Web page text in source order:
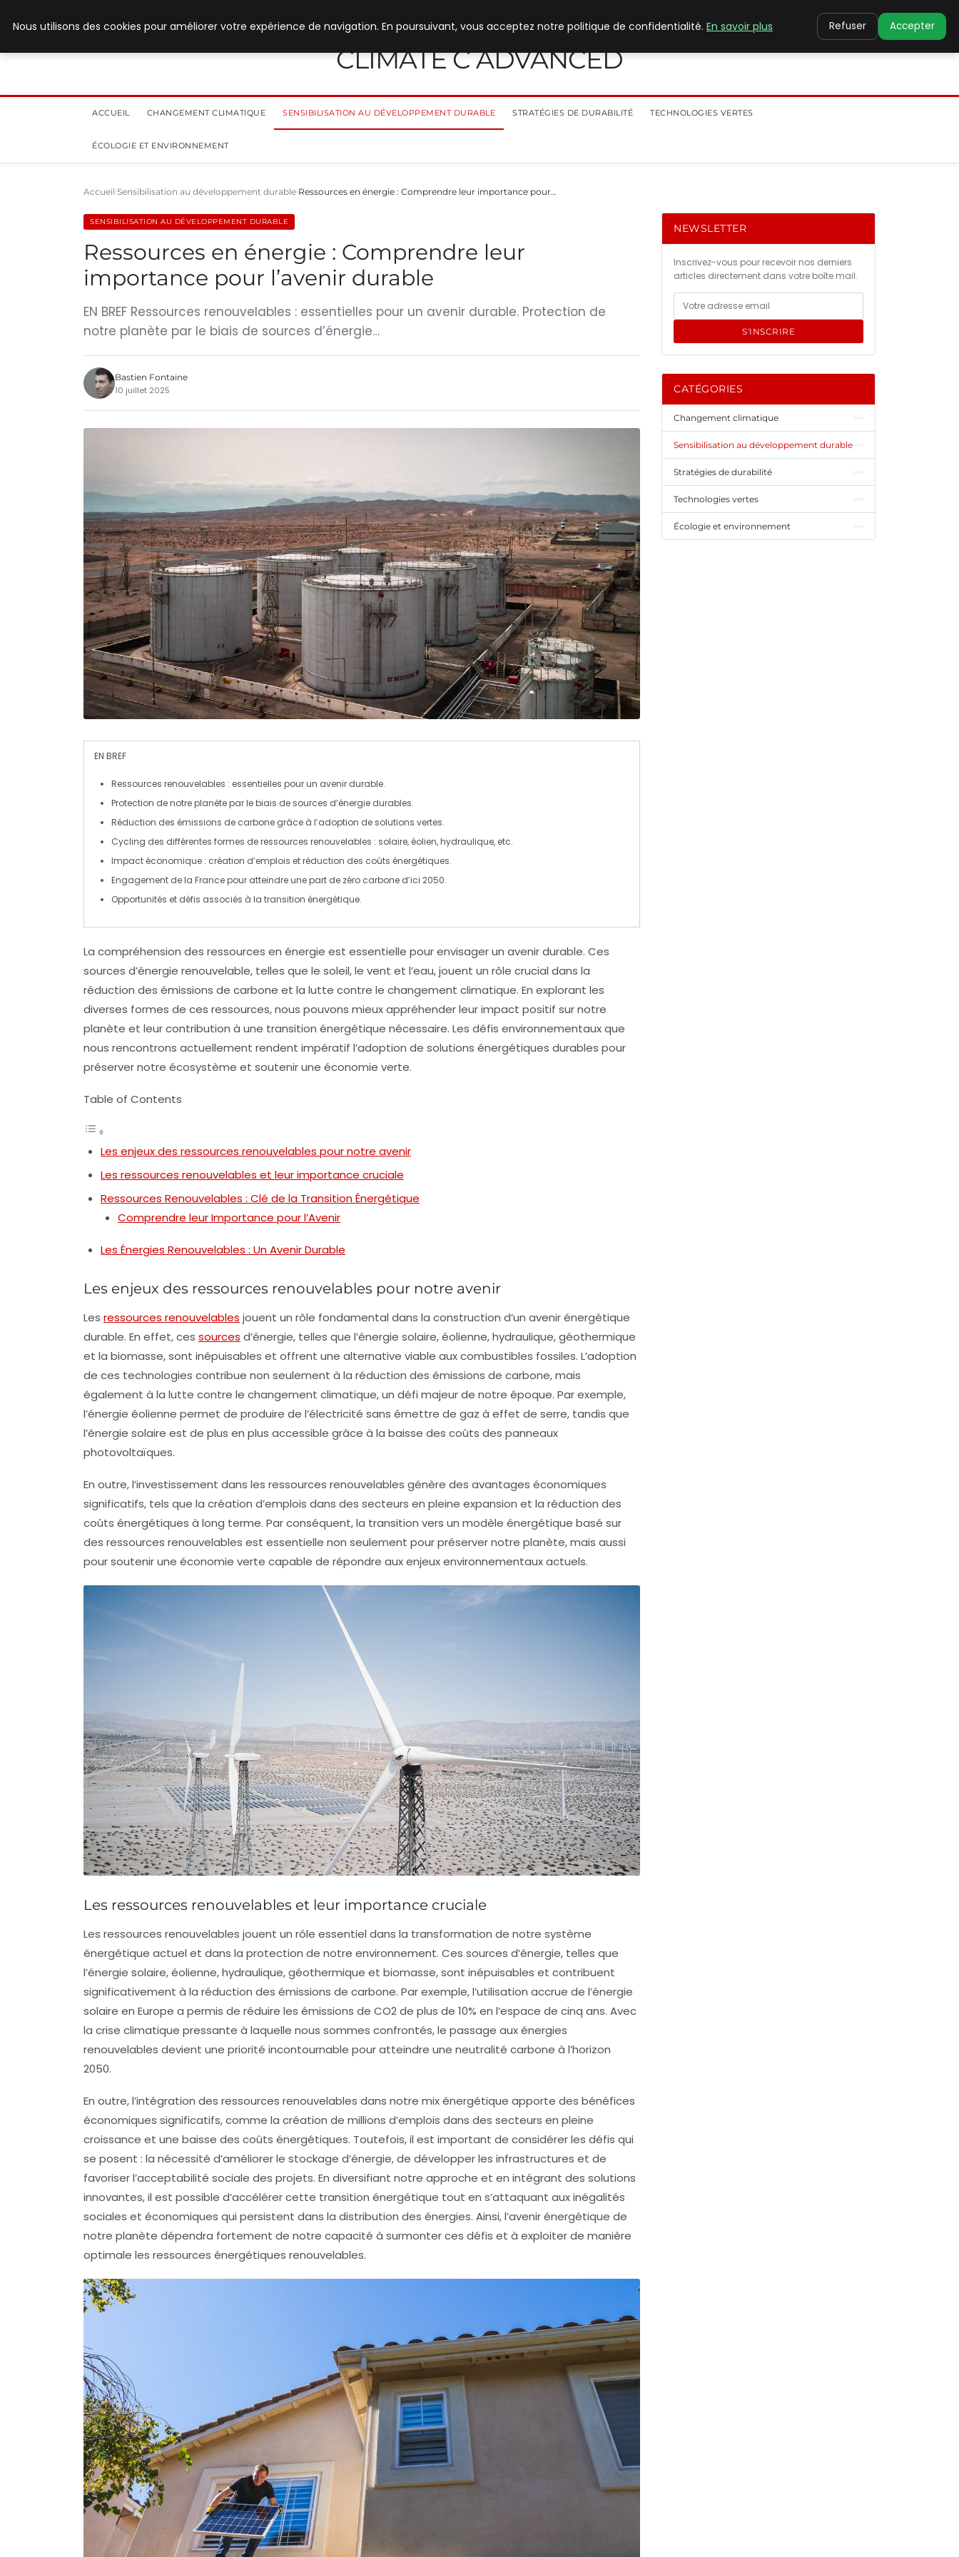
CLIMATE C ADVANCED
ACCUEIL CHANGEMENT CLIMATIQUE SENSIBILISATION AU DÉVELOPPEMENT DURABLE STRATÉGIES DE DURABILITÉ TECHNOLOGIES VERTES
ÉCOLOGIE ET ENVIRONNEMENT
Accueil Sensibilisation au développement durable Ressources en énergie : Comprendre leur importance pour…
SENSIBILISATION AU DÉVELOPPEMENT DURABLE
Ressources en énergie : Comprendre leur
importance pour l’avenir durable
EN BREF Ressources renouvelables : essentielles pour un avenir durable. Protection de
notre planète par le biais de sources d’énergie…
Bastien Fontaine
10 juillet 2025
EN BREF
Ressources renouvelables : essentielles pour un avenir durable.
Protection de notre planète par le biais de sources d’énergie durables.
Réduction des émissions de carbone grâce à l’adoption de solutions vertes.
Cycling des différentes formes deressources renouvelables : solaire, éolien, hydraulique, etc.
Impact économique : création d’emplois et réduction des coûts énergétiques.
Engagement de la France pour atteindre une part de zéro carbone d’ici 2050.
Opportunités et défis associés à la transition énergétique.
La compréhension des ressources en énergie est essentielle pour envisager un avenir durable. Ces
sources d’énergie renouvelable, telles que le soleil, le vent et l’eau, jouent un rôle crucial dans la
réduction des émissions de carbone et la lutte contre le changement climatique. En explorant les
diverses formes de ces ressources, nous pouvons mieux appréhender leur impact positif sur notre
planète et leur contribution à une transition énergétique nécessaire. Les défis environnementaux que
nous rencontrons actuellement rendent impératif l’adoption de solutions énergétiques durables pour
préserver notre écosystème et soutenir une économie verte.
Table of Contents
Les enjeux des ressources renouvelables pour notre avenir
Les ressources renouvelables et leur importance cruciale
Ressources Renouvelables : Clé de la Transition Énergétique
Comprendre leur Importance pour l’Avenir
Les Énergies Renouvelables : Un Avenir Durable
Les enjeux des ressources renouvelables pour notre avenir
Les ressources renouvelables jouent un rôle fondamental dans la construction d’un avenir énergétique
durable. En effet, ces sources d’énergie, telles que l’énergie solaire, éolienne, hydraulique, géothermique
et la biomasse, sont inépuisables et offrent une alternative viable aux combustibles fossiles. L’adoption
de ces technologies contribue non seulement à la réduction des émissions de carbone, mais
également à la lutte contre le changement climatique, un défi majeur de notre époque. Par exemple,
l’énergie éolienne permet de produire de l’électricité sans émettre de gaz à effet de serre, tandis que
l’énergie solaire est de plus en plus accessible grâce à la baisse des coûts des panneaux
photovoltaïques.
En outre, l’investissement dans les ressources renouvelables génère des avantages économiques
significatifs, tels que la création d’emplois dans des secteurs en pleine expansion et la réduction des
coûts énergétiques à long terme. Par conséquent, la transition vers un modèle énergétique basé sur
des ressources renouvelables est essentielle non seulement pour préserver notre planète, mais aussi
pour soutenir une économie verte capable de répondre aux enjeux environnementaux actuels.
Les ressources renouvelables et leur importance cruciale
Les ressources renouvelables jouent un rôle essentiel dans la transformation de notre système
énergétique actuel et dans la protection de notre environnement. Ces sources d’énergie, telles que
l’énergie solaire,éolienne,hydraulique,géothermique et biomasse, sont inépuisables et contribuent
significativement à la réduction des émissions de carbone. Par exemple, l’utilisation accrue de l’énergie
solaire en Europe a permis de réduire les émissions de CO2 de plus de 10% en l’espace de cinq ans. Avec
la crise climatique pressante à laquelle nous sommes confrontés, le passage aux énergies
renouvelables devient une priorité incontournable pour atteindre une neutralité carbone à l’horizon
2050.
En outre, l’intégration des ressources renouvelables dans notre mix énergétique apporte des bénéfices
économiques significatifs, comme la création de millions d’emplois dans des secteurs en pleine
croissance et une baisse des coûts énergétiques. Toutefois, il est important de considérer les défis qui
se posent : la nécessité d’améliorer le stockage d’énergie, de développer les infrastructures et de
favoriser l’acceptabilité sociale des projets. En diversifiant notre approche et en intégrant des solutions
innovantes, il est possible d’accélérer cette transition énergétique tout en s’attaquant aux inégalités
sociales et économiques qui persistent dans la distribution des énergies. Ainsi, l’avenir énergétique de
notre planète dépendra fortement de notre capacité à surmonter ces défis et à exploiter de manière
optimale les ressources énergétiques renouvelables.
NEWSLETTER
Inscrivez-vous pour recevoir nos derniers
articles directement dans votre boîte mail.
S'INSCRIRE
CATÉGORIES
Changement climatique
Sensibilisation au développement durable
Stratégies de durabilité
Technologies vertes
Écologie et environnement
Nous utilisons des cookies pour améliorer votre expérience de navigation. En poursuivant, vous acceptez notre politique de confidentialité. En savoir plus Refuser Accepter